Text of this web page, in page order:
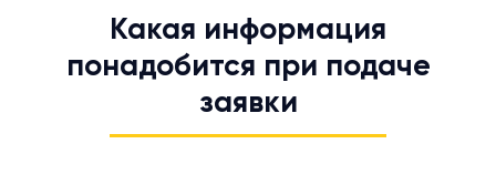
Какая информация
понадобится при подаче
заявки